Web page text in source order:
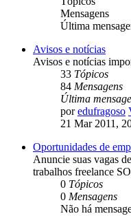
Mensagens
Última
Avisos e notícias
Avisos e notícias
33 Tópicos
84 Mensagens
Última
poredufragoso
21 Mar 2011,
Oportunidades de
Anuncie suas vagas
trabalhos freelance
0 Tópicos
0 Mensagens
Não há